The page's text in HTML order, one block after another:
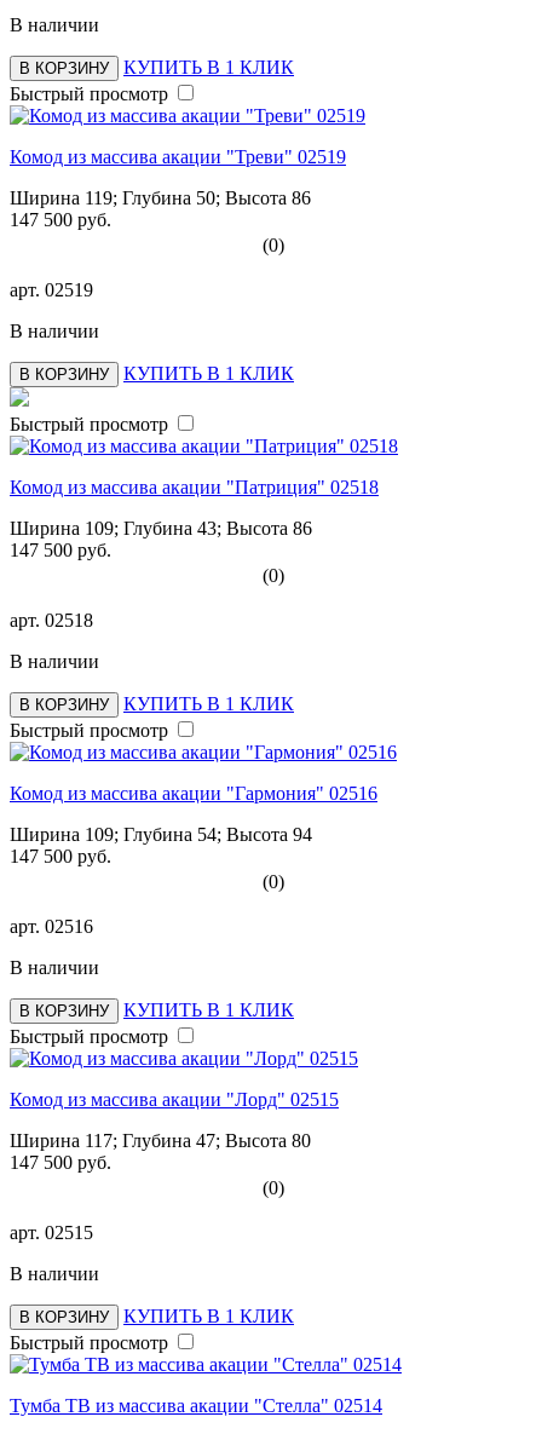
В наличии
В КОРЗИНУ
КУПИТЬ В 1 КЛИК
Быстрый просмотр
Комод из массива акации "Треви" 02519
Ширина 119; Глубина 50; Высота 86
147 500 руб.
(0)
арт. 02519
В наличии
В КОРЗИНУ КУПИТЬ В 1 КЛИК
Быстрый просмотр
Комод из массива акации "Патриция" 02518
Ширина 109; Глубина 43; Высота 86
147 500 руб.
(0)
арт. 02518
В наличии
В КОРЗИНУ
КУПИТЬ В 1 КЛИК
Быстрый просмотр
Комод из массива акации "Гармония" 02516
Ширина 109; Глубина 54; Высота 94
147 500 руб.
(0)
арт. 02516
В наличии
В КОРЗИНУ
КУПИТЬ В 1 КЛИК
Быстрый просмотр
Комод из массива акации "Лорд" 02515
Ширина 117; Глубина 47; Высота 80
147 500 руб.
(0)
арт. 02515
В наличии
В КОРЗИНУ
КУПИТЬ В 1 КЛИК
Быстрый просмотр
Тумба ТВ из массива акации "Стелла" 02514